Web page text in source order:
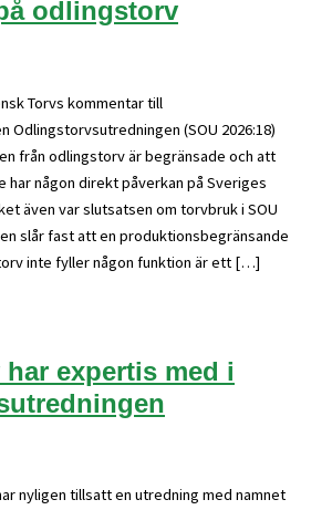
odlingstorv
Torvs kommentar till
Odlingstorvsutredningen (SOU 2026:18)
från odlingstorv är begränsade och att
någon direkt påverkan på Sveriges
även var slutsatsen om torvbruk i SOU
slår fast att en produktionsbegränsande
inte fyller någon funktion är ett […]
har expertis med i
nyligen tillsatt en utredning med namnet